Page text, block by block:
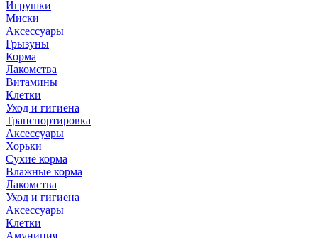
Игрушки
Миски
Аксессуары
Грызуны
Корма
Лакомства
Витамины
Клетки
Уход и гигиена
Транспортировка
Аксессуары
Хорьки
Сухие корма
Влажные корма
Лакомства
Уход и гигиена
Аксессуары
Клетки
Амуниция